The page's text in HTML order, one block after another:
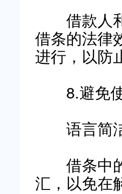
借款人和
借条的法律
进行，以防
8.避免使
语言简洁
借条中的
汇，以免在